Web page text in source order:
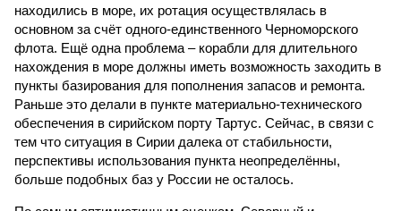
находились в море, их ротация осуществлялась в
основном за счёт одного-единственного Черноморского
флота. Ещё одна проблема – корабли для длительного
нахождения в море должны иметь возможность заходить в
пункты базирования для пополнения запасов и ремонта.
Раньше это делали в пункте материально-технического
обеспечения в сирийском порту Тартус. Сейчас, в связи с
тем что ситуация в Сирии далека от стабильности,
перспективы использования пункта неопределённы,
больше подобных баз у России не осталось.